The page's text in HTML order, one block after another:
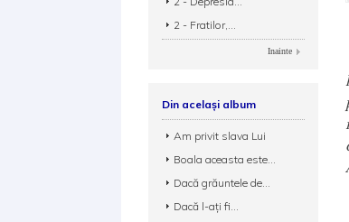
2 - Fratilor,...
Inainte
Din același album
Am privit slava Lui
Boala aceasta este...
Dacă grăuntele de...
Dacă l-ați fi...